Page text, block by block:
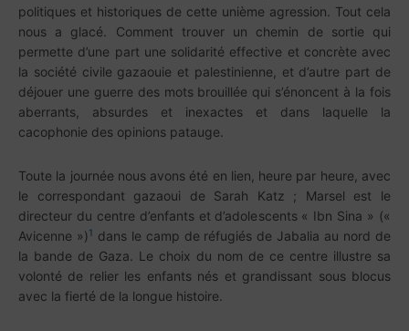
politiques et historiques de cette unième agression. Tout cela
nous a glacé. Comment trouver un chemin de sortie qui
permette d’une part une solidarité effective et concrète avec
la société civile gazaouie et palestinienne, et d’autre part de
déjouer une guerre des mots brouillée qui s’énoncent à la fois
aberrants, absurdes et inexactes et dans laquelle la
cacophonie des opinions patauge.
Toute la journée nous avons été en lien, heure par heure, avec
le correspondant gazaoui de Sarah Katz ; Marsel est le
directeur du centre d’enfants et d’adolescents « Ibn Sina » («
Avicenne »)1 dans le camp de réfugiés de Jabalia au nord de
la bande de Gaza. Le choix du nom de ce centre illustre sa
volonté de relier les enfants nés et grandissant sous blocus
avec la fierté de la longue histoire.